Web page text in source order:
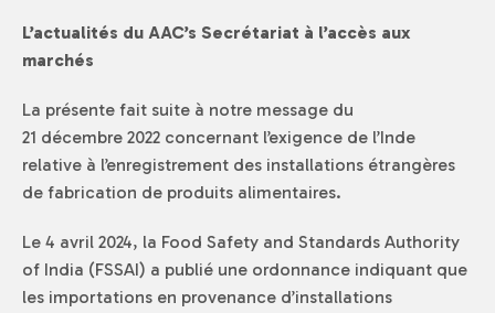
L’actualités du AAC’s Secrétariat à l’accès aux
marchés
La présente fait suite à notre message du
21 décembre 2022 concernant l’exigence de l’Inde
relative à l’enregistrement des installations étrangères
de fabrication de produits alimentaires.
Le 4 avril 2024, la Food Safety and Standards Authority
of India (FSSAI) a publié une ordonnance indiquant que
les importations en provenance d’installations